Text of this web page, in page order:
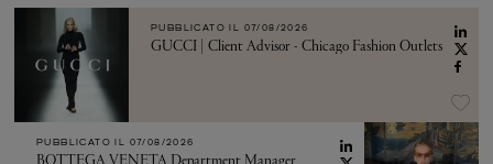
PUBBLICATO IL 07/08/2026
GUCCI | Client Advisor - Chicago Fashion Outlets
PUBBLICATO IL 07/08/2026